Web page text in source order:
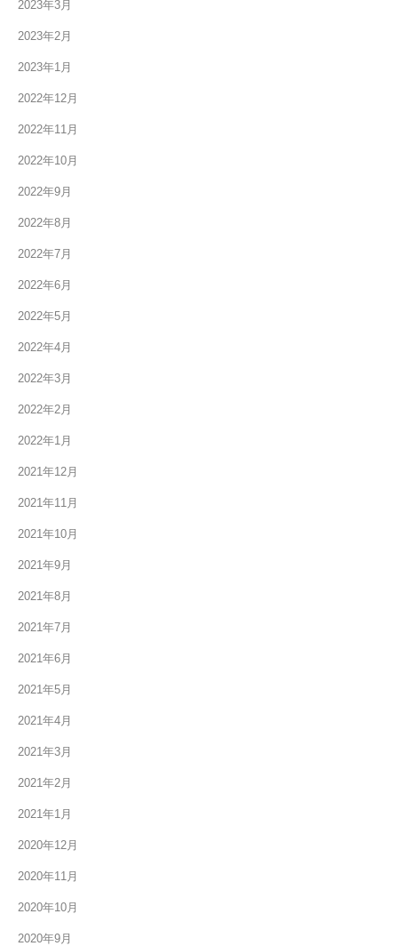
2023年3月
2023年2月
2023年1月
2022年12月
2022年11月
2022年10月
2022年9月
2022年8月
2022年7月
2022年6月
2022年5月
2022年4月
2022年3月
2022年2月
2022年1月
2021年12月
2021年11月
2021年10月
2021年9月
2021年8月
2021年7月
2021年6月
2021年5月
2021年4月
2021年3月
2021年2月
2021年1月
2020年12月
2020年11月
2020年10月
2020年9月